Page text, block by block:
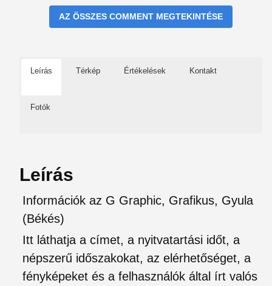
AZ ÖSSZES COMMENT MEGTEKINTÉSE
Leírás Térkép Értékelések Kontakt
Fotók
Leírás
Információk az G Graphic, Grafikus, Gyula
(Békés)
Itt láthatja a címet, a nyitvatartási időt, a
népszerű időszakokat, az elérhetőséget, a
fényképeket és a felhasználók által írt valós